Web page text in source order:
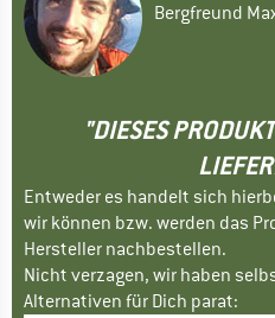
Bergfreund
"DIESES
Entweder es handelt sich
wir können bzw. werden das
Hersteller nachbestellen.
Nicht verzagen, wir haben
Alternativen für Dich parat: